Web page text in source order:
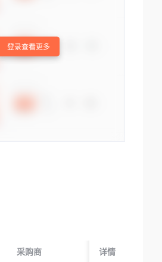
登录查看更多
采购商 起运国/地区
详情